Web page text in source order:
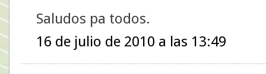
Saludos pa todos.
16 de julio de 2010 a las 13:49